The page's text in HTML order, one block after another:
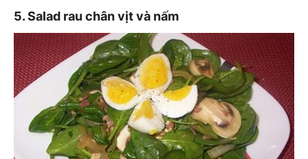
5. Salad rau chân vịt và nấm